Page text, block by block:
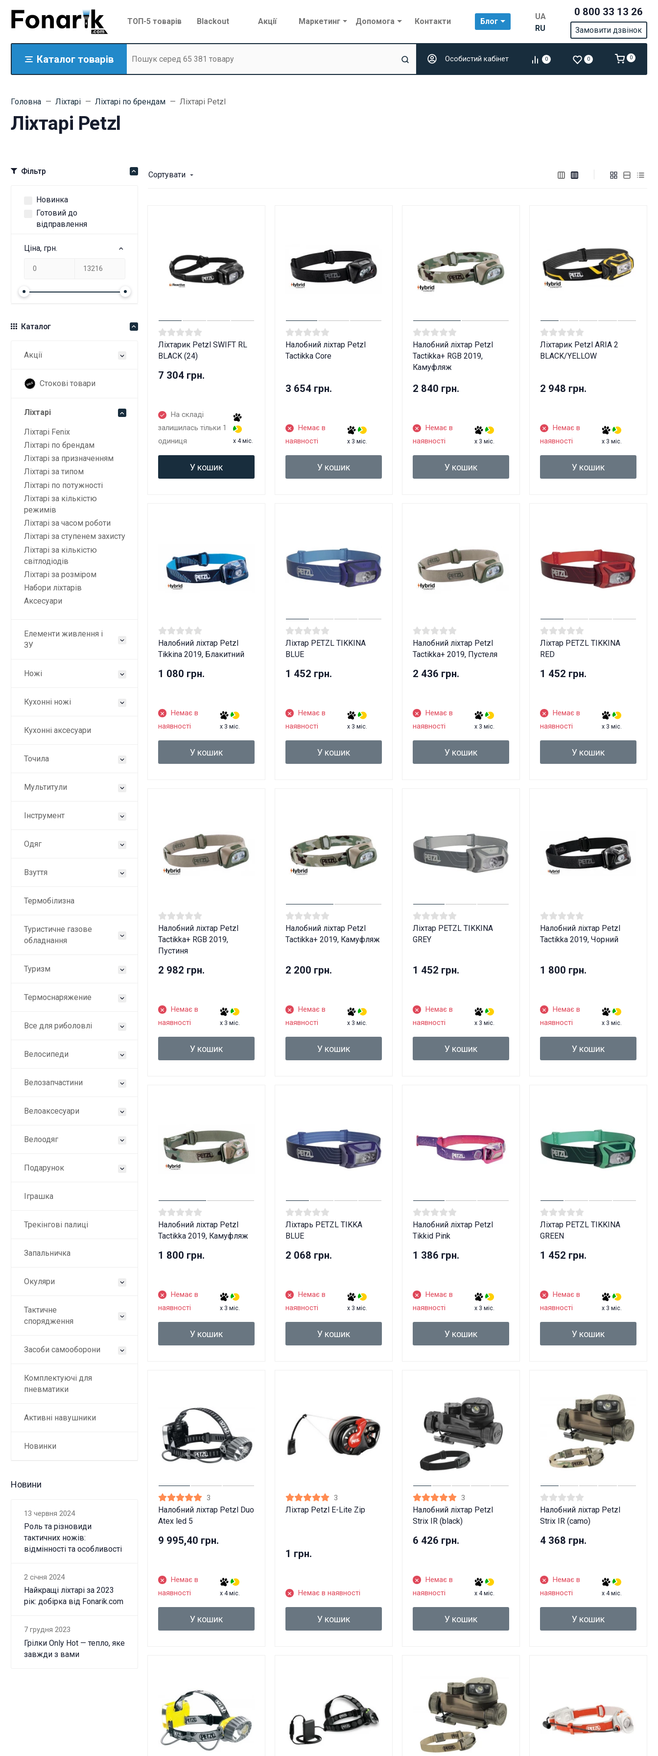
ТОП-5 товарів Blackout Акції Маркетинг Допомога Контакти Блог
UA
RU
0 800 33 13 26
Замовити дзвінок
Каталог товарів Особистий кабінет 0 0 0
Головна Ліхтарі Ліхтарі по брендам Ліхтарі Petzl
Ліхтарі Petzl
Фільтр
Новинка
Готовий до
відправлення
Ціна, грн.
Каталог
Акції
Стокові товари
Ліхтарі
Ліхтарі Fenix
Ліхтарі по брендам
Ліхтарі за призначенням
Ліхтарі за типом
Ліхтарі по потужності
Ліхтарі за кількістю
режимів
Ліхтарі за часом роботи
Ліхтарі за ступенем захисту
Ліхтарі за кількістю
світлодіодів
Ліхтарі за розміром
Набори ліхтарів
Аксесуари
Елементи живлення і
ЗУ
Ножі
Кухонні ножі
Кухонні аксесуари
Точила
Мультитули
Інструмент
Одяг
Взуття
Термобілизна
Туристичне газове
обладнання
Туризм
Термоснаряжение
Все для риболовлі
Велосипеди
Велозапчастини
Велоаксесуари
Велоодяг
Подарунок
Іграшка
Трекінгові палиці
Запальничка
Окуляри
Тактичне
спорядження
Засоби самооборони
Комплектуючі для
пневматики
Активні навушники
Новинки
Новини
13 червня 2024
Роль та різновиди
тактичних ножів:
відмінності та особливості
2 січня 2024
Найкращі ліхтарі за 2023
рік: добірка від Fonarik.com
7 грудня 2023
Грілки Only Hot — тепло, яке
завжди з вами
Сортувати
Ліхтарик Petzl SWIFT RL
BLACK (24)
7 304 грн.
На складі
залишилась тільки 1
одиниця
x 4 міс.
У кошик
Налобний ліхтар Petzl
Tactikka Core
3 654 грн.
Немає в
наявності
x 3 міс.
У кошик
Налобний ліхтар Petzl
Tactikka+ RGB 2019,
Камуфляж
2 840 грн.
Немає в
наявності
x 3 міс.
У кошик
Ліхтарик Petzl ARIA 2
BLACK/YELLOW
2 948 грн.
Немає в
наявності
x 3 міс.
У кошик
Налобний ліхтар Petzl
Tikkina 2019, Блакитний
1 080 грн.
Немає в
наявності
x 3 міс.
У кошик
Ліхтар PETZL TIKKINA
BLUE
1 452 грн.
Немає в
наявності
x 3 міс.
У кошик
Налобний ліхтар Petzl
Tactikka+ 2019, Пустеля
2 436 грн.
Немає в
наявності
x 3 міс.
У кошик
Ліхтар PETZL TIKKINA
RED
1 452 грн.
Немає в
наявності
x 3 міс.
У кошик
Налобний ліхтар Petzl
Tactikka+ RGB 2019,
Пустиня
2 982 грн.
Немає в
наявності
x 3 міс.
У кошик
Налобний ліхтар Petzl
Tactikka+ 2019, Камуфляж
2 200 грн.
Немає в
наявності
x 3 міс.
У кошик
Ліхтар PETZL TIKKINA
GREY
1 452 грн.
Немає в
наявності
x 3 міс.
У кошик
Налобний ліхтар Petzl
Tactikka 2019, Чорний
1 800 грн.
Немає в
наявності
x 3 міс.
У кошик
Налобний ліхтар Petzl
Tactikka 2019, Камуфляж
1 800 грн.
Немає в
наявності
x 3 міс.
У кошик
Ліхтарь PETZL TIKKA
BLUE
2 068 грн.
Немає в
наявності
x 3 міс.
У кошик
Налобний ліхтар Petzl
Tikkid Pink
1 386 грн.
Немає в
наявності
x 3 міс.
У кошик
Ліхтар PETZL TIKKINA
GREEN
1 452 грн.
Немає в
наявності
x 3 міс.
У кошик
3
Налобний ліхтар Petzl Duo
Atex led 5
9 995,40 грн.
Немає в
наявності
x 4 міс.
У кошик
3
Ліхтар Petzl E-Lite Zip
1 грн.
Немає в наявності
У кошик
3
Налобний ліхтар Petzl
Strix IR (black)
6 426 грн.
Немає в
наявності
x 4 міс.
У кошик
Налобний ліхтар Petzl
Strix IR (camo)
4 368 грн.
Немає в
наявності
x 4 міс.
У кошик
ТАК НІ